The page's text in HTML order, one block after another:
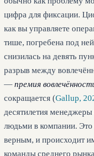
цифра для фиксации.
как вы управляете
тише, погребена под
снизилась на девять
разрыв между
— премия
сокращается (Gallup,
десятилетия
людьми в компании. Это
верным, и происходит
команды среднего